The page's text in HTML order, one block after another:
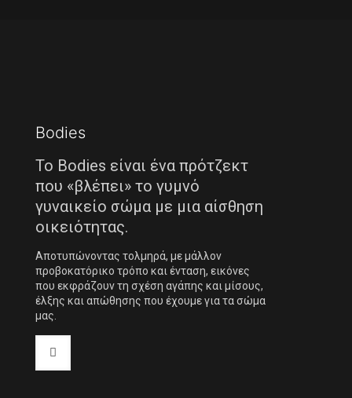
Bodies
Το Bodies είναι ένα πρότζεκτ
που «βλέπει» το γυμνό
γυναικείο σώμα με μια αίσθηση
οικειότητας.
Αποτυπώνοντας τολμηρά, με μάλλον
προβοκατόρικο τρόπο και ένταση, εικόνες
που εκφράζουν τη σχέση αγάπης και μίσους,
έλξης και απώθησης που έχουμε για τα σώμα
μας.